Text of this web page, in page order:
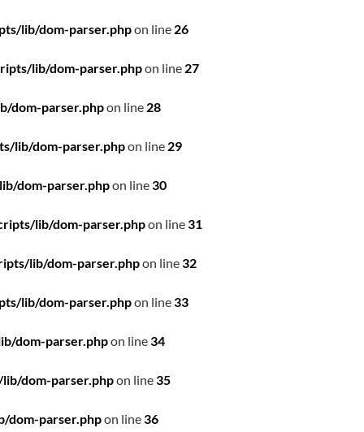
lib/dom-parser.phpon line 26
lib/dom-parser.phpon line 27
dom-parser.phpon line 28
lib/dom-parser.phpon line 29
dom-parser.phpon line30
lib/dom-parser.phpon line31
lib/dom-parser.phpon line32
lib/dom-parser.phpon line33
dom-parser.phpon line34
dom-parser.phpon line35
dom-parser.phpon line36